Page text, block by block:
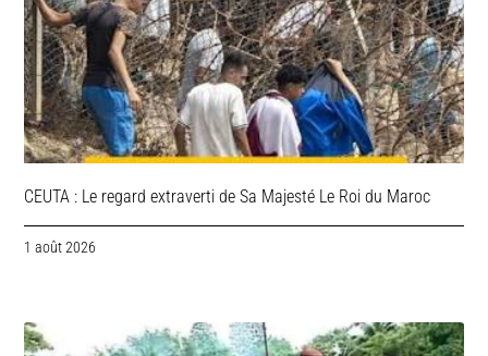
CEUTA : Le regard extraverti de Sa Majesté Le Roi du Maroc
1 août 2026